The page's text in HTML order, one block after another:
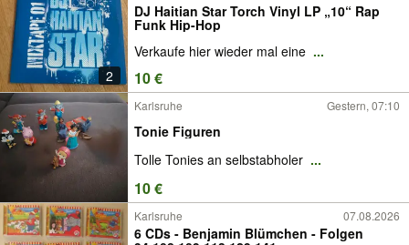
2
DJ Haitian Star Torch Vinyl LP „10“ Rap
Funk Hip-Hop
Verkaufe hier wieder mal eine ...
10 €
Karlsruhe Gestern, 07:10
Tonie Figuren
Tolle Tonies an selbstabholer ...
10 €
Karlsruhe 07.08.2026
6 CDs - Benjamin Blümchen - Folgen